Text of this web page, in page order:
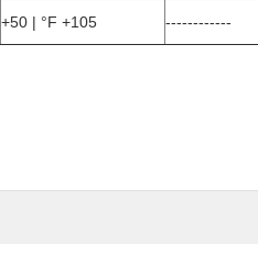
+50 | °F +105 ------------